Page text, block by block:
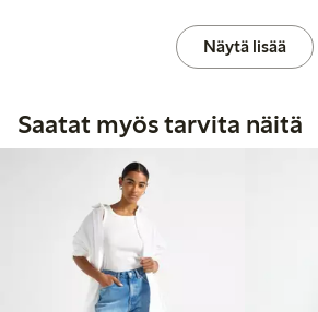
Näytä lisää
Saatat myös tarvita näitä